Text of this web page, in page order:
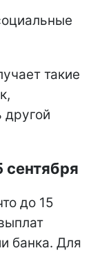
такие
другой
сентября
до 15
банка. Для